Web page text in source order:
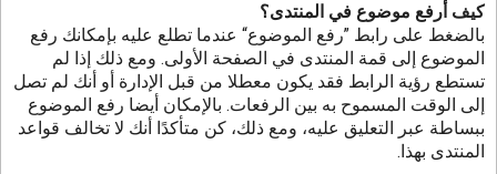
كيف أرفع موضوع في المنتدى؟
بالضغط على رابط ”رفع الموضوع“ عندما تطلع عليه بإمكانك رفع
الموضوع إلى قمة المنتدى في الصفحة الأولى. ومع ذلك إذا لم
تستطع رؤية الرابط فقد يكون معطلا من قبل الإدارة أو أنك لم تصل
إلى الوقت المسموح به بين الرفعات. بالإمكان أيضا رفع الموضوع
ببساطة عبر التعليق عليه، ومع ذلك، كن متأكدًا أنك لا تخالف قواعد
المنتدى بهذا.